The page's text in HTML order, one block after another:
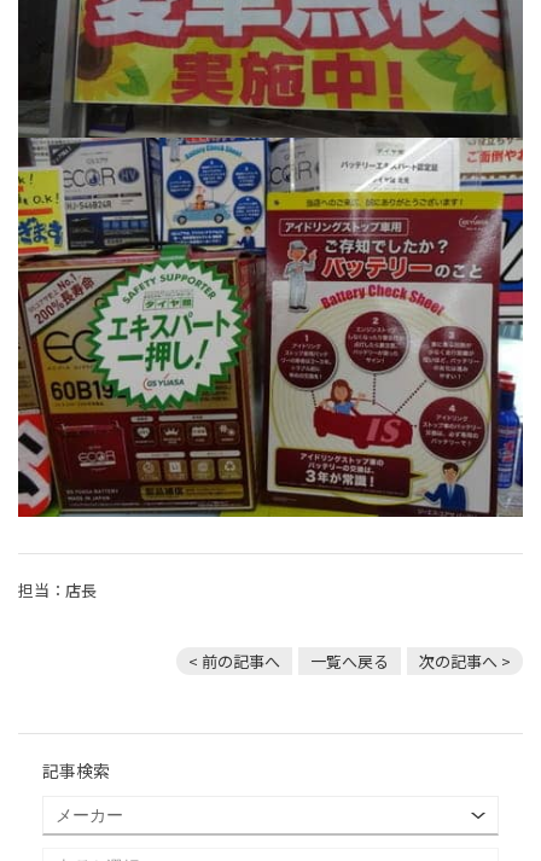
担当：店長
< 前の記事へ 一覧へ戻る 次の記事へ >
記事検索